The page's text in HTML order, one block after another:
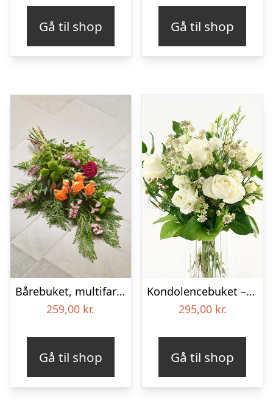
Gå til shop Gå til shop
Bårebuket, multifarvet (Floristens kreative valg)
259,00 kr.
Gå til shop
Kondolencebuket – Send blomster med Bloomit
295,00 kr.
Gå til shop